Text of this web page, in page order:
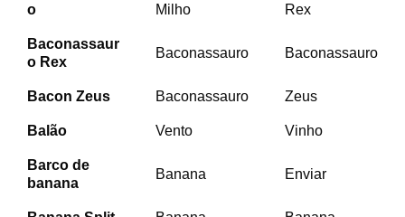
o
Milho
Rex
Baconassaur
o Rex
Baconassauro Baconassauro
Bacon Zeus Baconassauro Zeus
Balão Vento Vinho
Barco de
banana
Banana Enviar